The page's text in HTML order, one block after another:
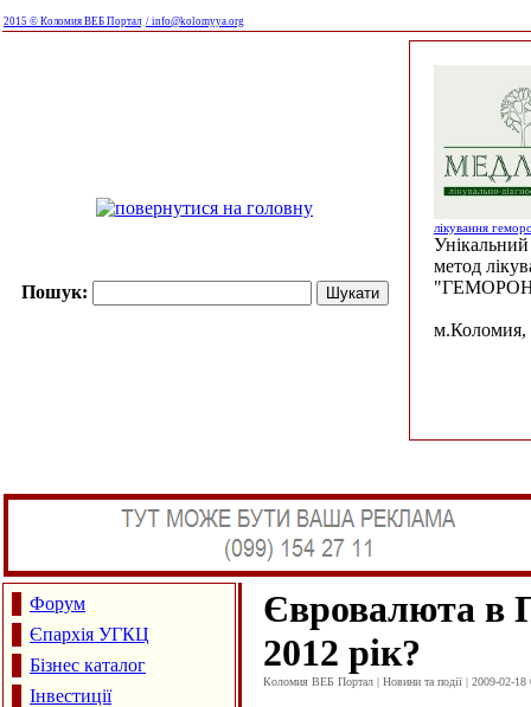
2015 © Коломия ВЕБ Портал / info@kolomyya.org
Пошук:
лікування
Унікальний
метод
м.Коломия,
Форум
Єпархія УГКЦ
Бізнес каталог
Інвестиції
Євровалюта в
2012 рік?
Коломия ВЕБ Портал | Новини та події | 2009-02-18